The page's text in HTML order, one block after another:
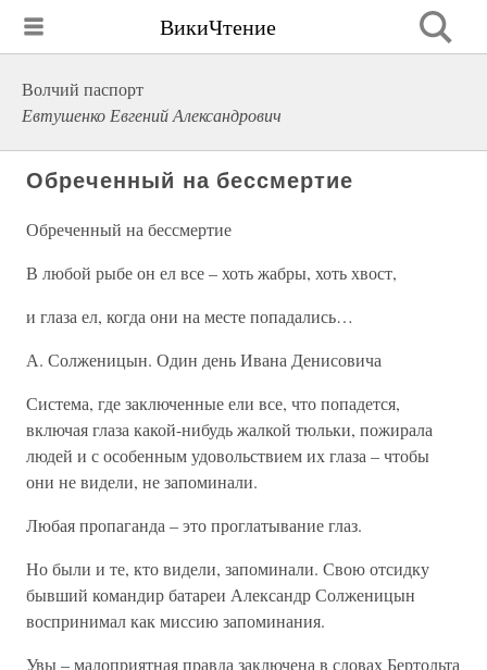
ВикиЧтение
Волчий паспорт
Евтушенко Евгений Александрович
Обреченный на бессмертие
Обреченный на бессмертие
В любой рыбе он ел все – хоть жабры, хоть хвост,
и глаза ел, когда они на месте попадались…
А. Солженицын. Один день Ивана Денисовича
Система, где заключенные ели все, что попадется,
включая глаза какой-нибудь жалкой тюльки, пожирала
людей и с особенным удовольствием их глаза – чтобы
они не видели, не запоминали.
Любая пропаганда – это проглатывание глаз.
Но были и те, кто видели, запоминали. Свою отсидку
бывший командир батареи Александр Солженицын
воспринимал как миссию запоминания.
Увы – малоприятная правда заключена в словах Бертольта